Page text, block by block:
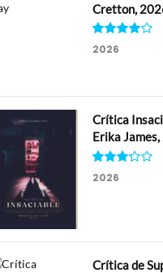
Cretton,
8
2026
Crítica
Erika
6.5
2026
Crítica de